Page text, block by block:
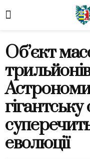
Об’єкт
еволюції